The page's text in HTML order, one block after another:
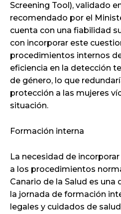
Screening Tool), validado
recomendado por el
cuenta con una fiabilidad
con incorporar este
procedimientos internos
eficiencia en la detección
de género, lo que
protección a las mujeres
situación.
Formación interna
La necesidad de
a los procedimientos
Canario de la Salud es una
la jornada de formación
legales y cuidados de